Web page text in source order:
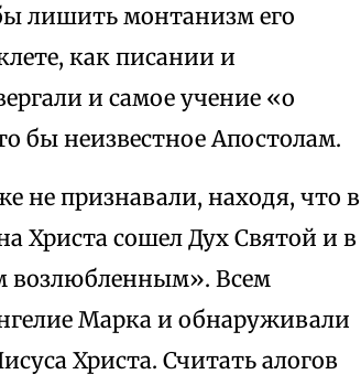
лишить монтанизм его
как писании и
и самое учение «о
бы неизвестное Апостолам.
не признавали, находя, что в
Христа сошел Дух Святой и в
возлюбленным». Всем
Марка и обнаруживали
Христа. Считать алогов